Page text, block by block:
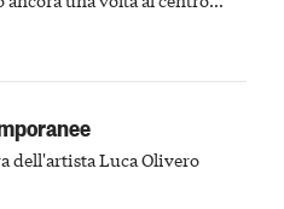
del passato astigiano
dell'artista Luca Olivero